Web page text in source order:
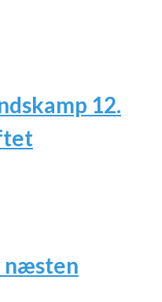
12.
næsten